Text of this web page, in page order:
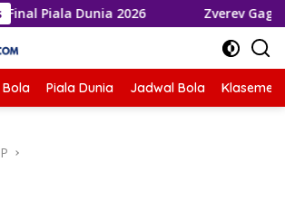
2026 Zverev Gagal Juara di
Piala Dunia Jadwal Bola Klasemen